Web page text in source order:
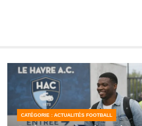
CATÉGORIE : ACTUALITÉS FOOTBALL